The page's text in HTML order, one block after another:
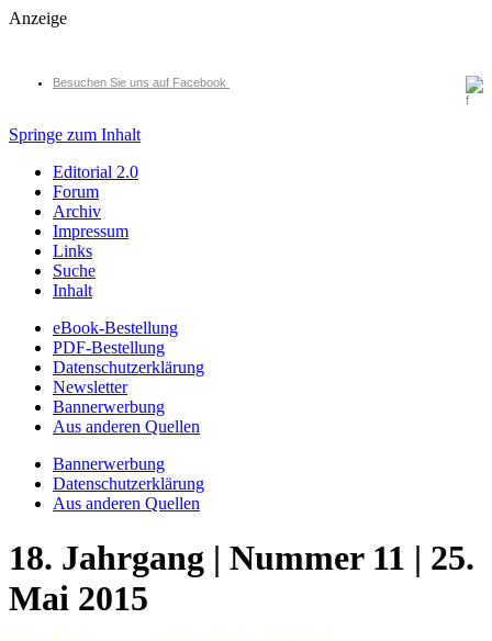
Anzeige
Besuchen Sie uns auf Facebook
Springe zum Inhalt
Editorial 2.0
Forum
Archiv
Impressum
Links
Suche
Inhalt
eBook-Bestellung
PDF-Bestellung
Datenschutzerklärung
Newsletter
Bannerwerbung
Aus anderen Quellen
Bannerwerbung
Datenschutzerklärung
Aus anderen Quellen
18. Jahrgang | Nummer 11 | 25.
Mai 2015